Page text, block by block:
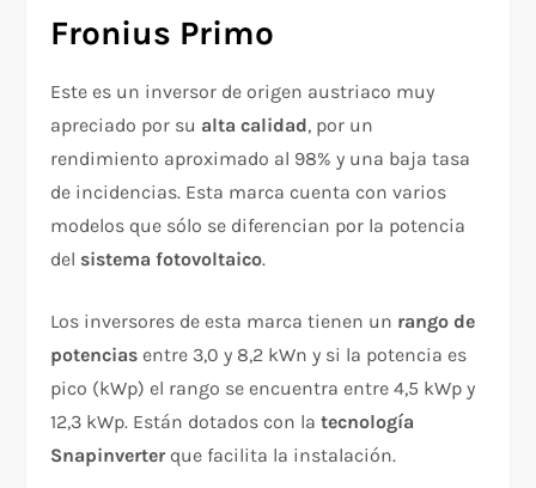
Fronius Primo
Este es un inversor de origen austriaco muy
apreciado por su alta calidad, por un
rendimiento aproximado al 98% y una baja tasa
de incidencias. Esta marca cuenta con varios
modelos que sólo se diferencian por la potencia
del sistema fotovoltaico.
Los inversores de esta marca tienen un rango de
potencias entre 3,0 y 8,2 kWn y si la potencia es
pico (kWp) el rango se encuentra entre 4,5 kWp y
12,3 kWp. Están dotados con latecnología
Snapinverterque facilita la instalación.